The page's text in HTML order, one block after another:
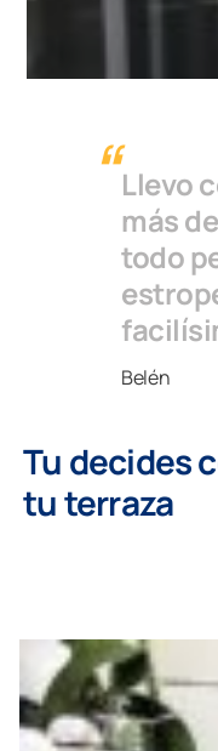
Llevo
más
todo
Belén
Tu decides
tu terraza